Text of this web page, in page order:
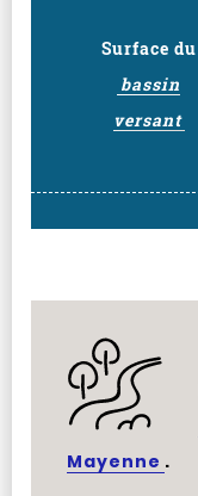
Surface du
bassin
versant
Mayenne .